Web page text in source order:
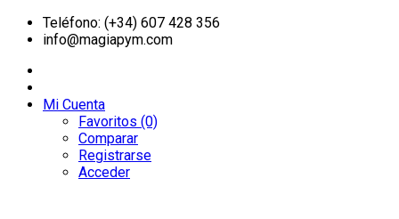
Teléfono: (+34) 607 428 356
info@magiapym.com
Mi Cuenta
Favoritos (0)
Comparar
Registrarse
Acceder